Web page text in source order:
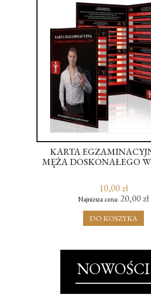
KARTA
MĘŻA DOSKONAŁEGO
10,00 zł
Najniższa cena: 20,00 zł
DO KOSZYKA
NOWOŚCI